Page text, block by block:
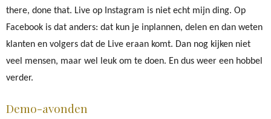
there, done that. Live op Instagram is niet echt mijn ding. Op
Facebook is dat anders: dat kun je inplannen, delen en dan weten
klanten en volgers dat de Live eraan komt. Dan nog kijken niet
veel mensen, maar wel leuk om te doen. En dus weer een hobbel
verder.
Demo-avonden